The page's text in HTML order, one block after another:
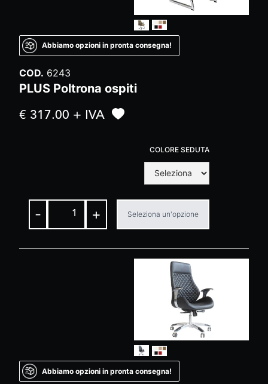
Abbiamo opzioni in pronta consegna!
COD. 6243
PLUS Poltrona ospiti
€ 317.00 + IVA
COLORE SEDUTA
- + Seleziona un'opzione
Abbiamo opzioni in pronta consegna!